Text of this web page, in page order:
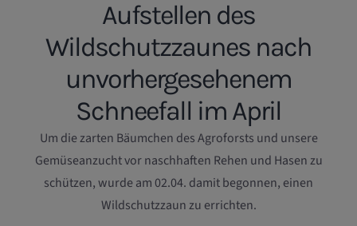
Aufstellen des
Wildschutzzaunes nach
unvorhergesehenem
Schneefall im April
Um die zarten Bäumchen des Agroforsts und unsere
Gemüseanzucht vor naschhaften Rehen und Hasen zu
schützen, wurde am 02.04. damit begonnen, einen
Wildschutzzaun zu errichten.